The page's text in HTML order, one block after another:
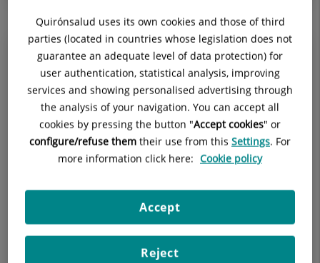
3 de agosto de 2026
Cómo proteger los ojos durante un
eclipse solar
El próximo 12 de agosto tendrá lugar un eclipse solar.
Quirónsalud uses its own cookies and those of third
parties (located in countries whose legislation does not
guarantee an adequate level of data protection) for
user authentication, statistical analysis, improving
services and showing personalised advertising through
the analysis of your navigation. You can accept all
cookies by pressing the button "Accept cookies" or
configure/refuse them their use from this Settings. For
more information click here: Cookie policy
Reject
Accept